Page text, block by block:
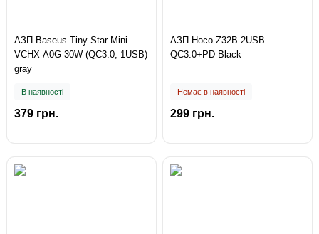
АЗП Baseus Tiny Star Mini
VCHX-A0G 30W (QC3.0, 1USB)
gray
В наявності
379 грн.
АЗП Hoco Z32B 2USB
QC3.0+PD Black
Немає в наявності
299 грн.